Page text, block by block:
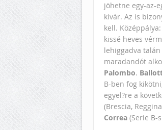
jöhetne egy-az-
kivár. Az is
kell. Középpálya:
kissé heves
lehiggadva
maradandót
Palombo.
B-ben fog
egyel?re a
(Brescia,
Correa (Serie B-